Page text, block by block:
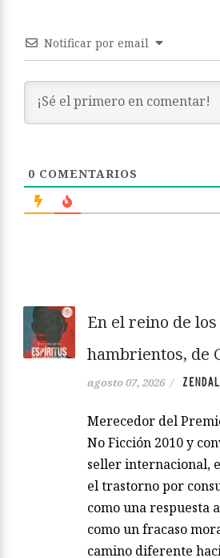
Notificar por email
0 COMENTARIOS
En el reino de
hambrientos, de
agosto 07, 2026 /
Merecedor del
No Ficción 2010 y
seller internacional,
el trastorno por
como una respuesta
como un fracaso
camino diferente